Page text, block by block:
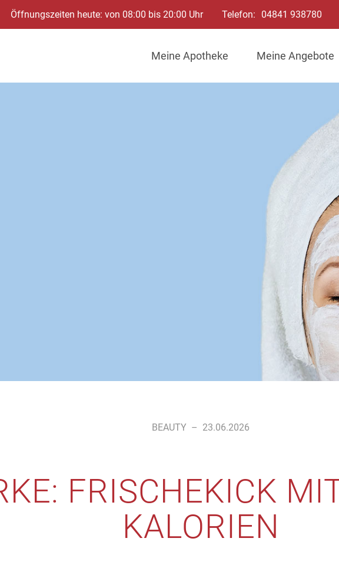
Öffnungszeiten heute: von 08:00 bis 20:00 Uhr Telefon: 04841 938780
Meine Apotheke Meine Angebote
BEAUTY – 23.06.2026
FRISCHEKICK
KALORIEN